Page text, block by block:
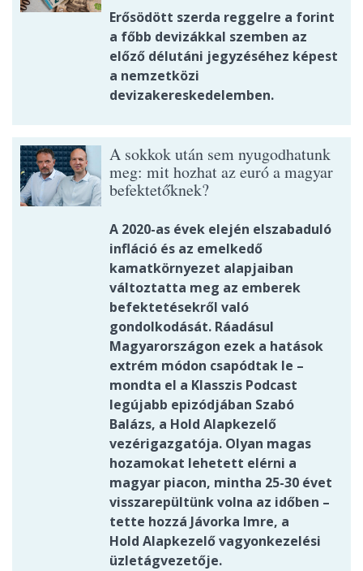
Erősödött szerda reggelre a forint
a főbb devizákkal szemben az
előző délutáni jegyzéséhez képest
a nemzetközi
devizakereskedelemben.
A sokkok után sem nyugodhatunk
meg: mit hozhat az euró a magyar
befektetőknek?
A 2020-as évek elején elszabaduló
infláció és az emelkedő
kamatkörnyezet alapjaiban
változtatta meg az emberek
befektetésekről való
gondolkodását. Ráadásul
Magyarországon ezek a hatások
extrém módon csapódtak le –
mondta el a Klasszis Podcast
legújabb epizódjában Szabó
Balázs, a Hold Alapkezelő
vezérigazgatója. Olyan magas
hozamokat lehetett elérni a
magyar piacon, mintha 25-30 évet
visszarepültünk volna az időben –
tette hozzá Jávorka Imre, a
Hold Alapkezelő vagyonkezelési
üzletágvezetője.